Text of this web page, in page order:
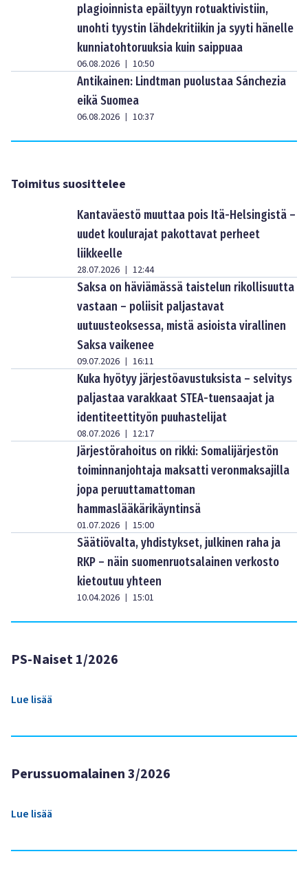
plagioinnista epäiltyyn rotuaktivistiin,
unohti tyystin lähdekritiikin ja syyti hänelle
kunniatohtoruuksia kuin saippuaa
06.08.2026 | 10:50
Antikainen: Lindtman puolustaa Sánchezia
eikä Suomea
06.08.2026 | 10:37
Toimitus suosittelee
Kantaväestö muuttaa pois Itä-Helsingistä –
uudet koulurajat pakottavat perheet
liikkeelle
28.07.2026 | 12:44
Saksa on häviämässä taistelun rikollisuutta
vastaan – poliisit paljastavat
uutuusteoksessa, mistä asioista virallinen
Saksa vaikenee
09.07.2026 | 16:11
Kuka hyötyy järjestöavustuksista – selvitys
paljastaa varakkaat STEA-tuensaajat ja
identiteettityön puuhastelijat
08.07.2026 | 12:17
Järjestörahoitus on rikki: Somalijärjestön
toiminnanjohtaja maksatti veronmaksajilla
jopa peruuttamattoman
hammaslääkärikäyntinsä
01.07.2026 | 15:00
Säätiövalta, yhdistykset, julkinen raha ja
RKP – näin suomenruotsalainen verkosto
kietoutuu yhteen
10.04.2026 | 15:01
PS-Naiset 1/2026
Lue lisää
Perussuomalainen 3/2026
Lue lisää